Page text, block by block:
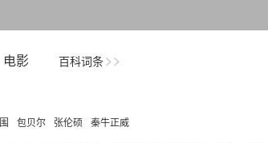
百科词条
电影
包贝尔 张伦硕 秦牛正威